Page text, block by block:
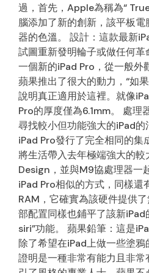
過，首先，Apple為稱為“
腦添加了新的創新，該平板
器的色溫。 設計：這款最新
試圖重新發明輪子或做任何
一個新的iPad Pro，從一般外
蘋果推出了很大的動力，“如
說明真正適用於這裡。就像
Pro的厚度僅為6.1mm。 處理
尋找較小但功能強大的iPad
iPad Pro發行了完全相同的集
將生活帶入去年極端強大的
Design，並與M9協處理器一
iPad Pro相似的方式，同樣還
RAM，它確實為該硬件提供
部配置同樣也鋪平了該新iPad
siri”功能。 蘋果鉛筆：這是
除了希望在iPad上做一些塗
證明是一種非常有能力且非